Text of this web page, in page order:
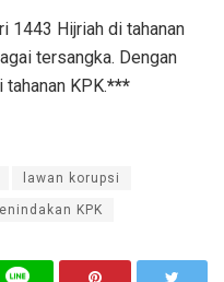
1443 Hijriah di tahanan
tersangka. Dengan
KPK.***
lawan korupsi
KPK